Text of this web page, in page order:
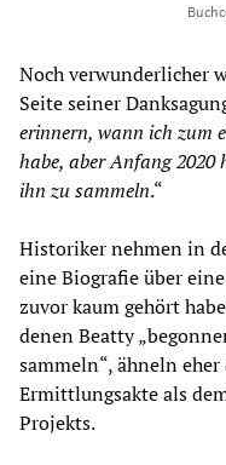
Noch verwunderlicher
Seite seiner
erinnern, wann ich zum
habe, aber Anfang 2020
ihn zu sammeln.“
Historiker nehmen in
eine Biografie über
zuvor kaum gehört
denen Beatty
sammeln“, ähneln
Ermittlungsakte als
Projekts.